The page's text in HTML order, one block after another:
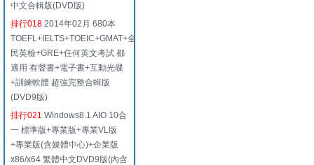
中文合輯版(DVD版)
排行018 2014年02月 680本
TOEFL+IELTS+TOEIC+GMAT+全
民英檢+GRE+任何英文考試 都
適用 有聲書+電子書+互動光碟
+訓練軟體 超強完整合輯版
(DVD9版)
排行021 Windows8.1 AIO 10合
一 標準版+專業版+專業VL版
+專業版(含媒體中心)+企業版
x86/x64 繁體中文DVD9版(內含